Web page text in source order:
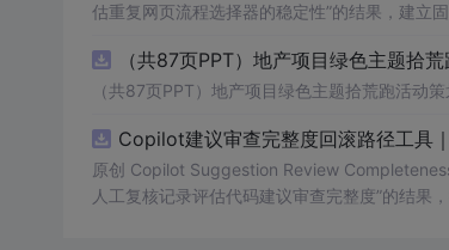
估重复网页流程选择器的稳定性”的结果，建立
图、README、运行说明、MIT License及原创
第三方运行依赖。
（共87页PPT）地产项目绿色主题拾
（共87页PPT）地产项目绿色主题拾荒跑活动
Copilot建议审查完整度回滚路径工具
原创 Copilot Suggestion Review
人工复核记录评估代码建议审查完整度”的结